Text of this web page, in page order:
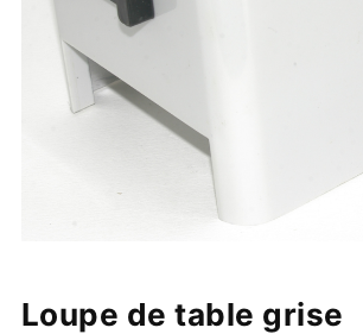
Loupe de table grise